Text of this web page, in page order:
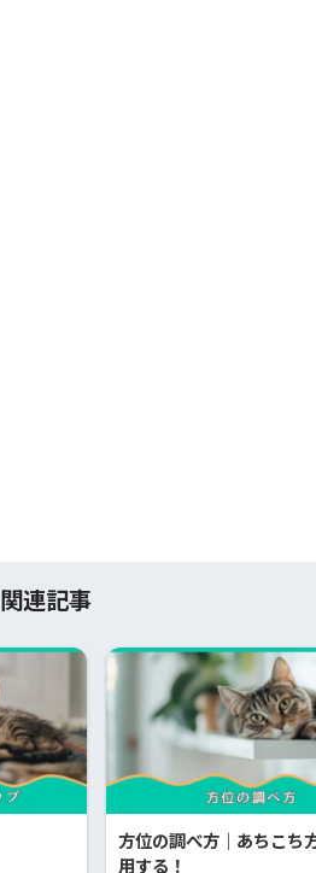
関連記事
方位の調べ方｜あちこち
用する！